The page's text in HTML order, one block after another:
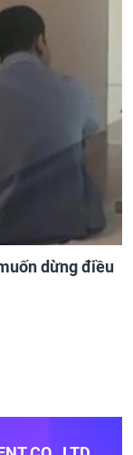
dừng điều